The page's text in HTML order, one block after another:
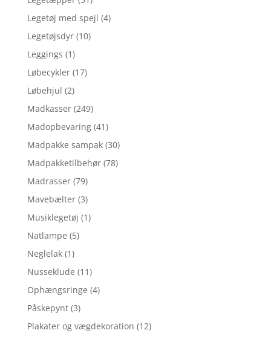
Legetøj med spejl (4)
Legetøjsdyr (10)
Leggings (1)
Løbecykler (17)
Løbehjul (2)
Madkasser (249)
Madopbevaring (41)
Madpakke sampak (30)
Madpakketilbehør (78)
Madrasser (79)
Mavebælter (3)
Musiklegetøj (1)
Natlampe (5)
Neglelak (1)
Nusseklude (11)
Ophængsringe (4)
Påskepynt (3)
Plakater og vægdekoration (12)